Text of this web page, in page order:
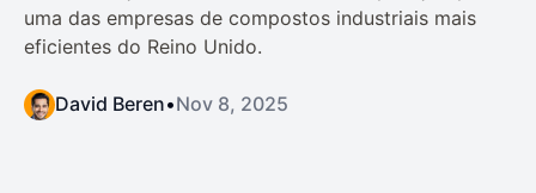
uma das empresas de compostos industriais mais
eficientes do Reino Unido.
David Beren•Nov 8, 2025